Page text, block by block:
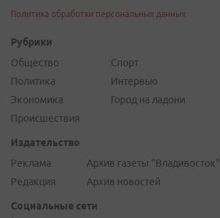
Политика обработки персональных данных
Рубрики
Общество
Политика
Экономика
Происшествия
Спорт
Интервью
Город на ладони
Издательство
Реклама
Редакция
Архив газеты "Владивосток"
Архив новостей
Социальные сети